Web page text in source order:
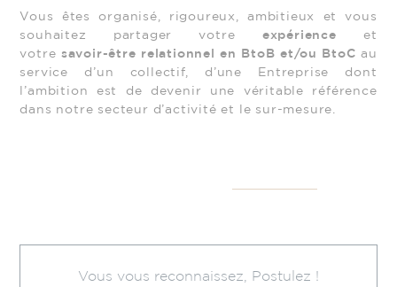
Vous êtes organisé, rigoureux, ambitieux et vous
souhaitez partager votre expérience et
votre savoir-être relationnel en BtoB et/ou BtoC au
service d’un collectif, d’une Entreprise dont
l’ambition est de devenir une véritable référence
dans notre secteur d’activité et le sur-mesure.
Vous vous reconnaissez, Postulez !